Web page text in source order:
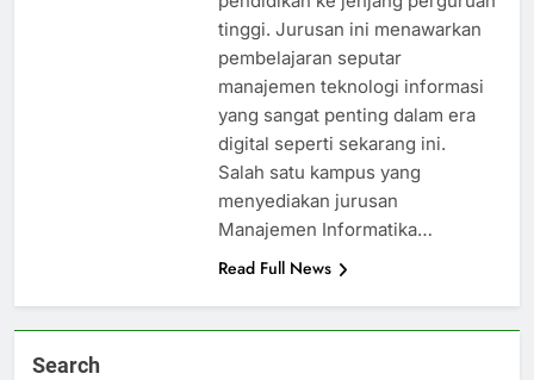
tinggi. Jurusan ini menawarkan
pembelajaran seputar
manajemen teknologi informasi
yang sangat penting dalam era
digital seperti sekarang ini.
Salah satu kampus yang
menyediakan jurusan
Manajemen Informatika…
Read Full News
Search